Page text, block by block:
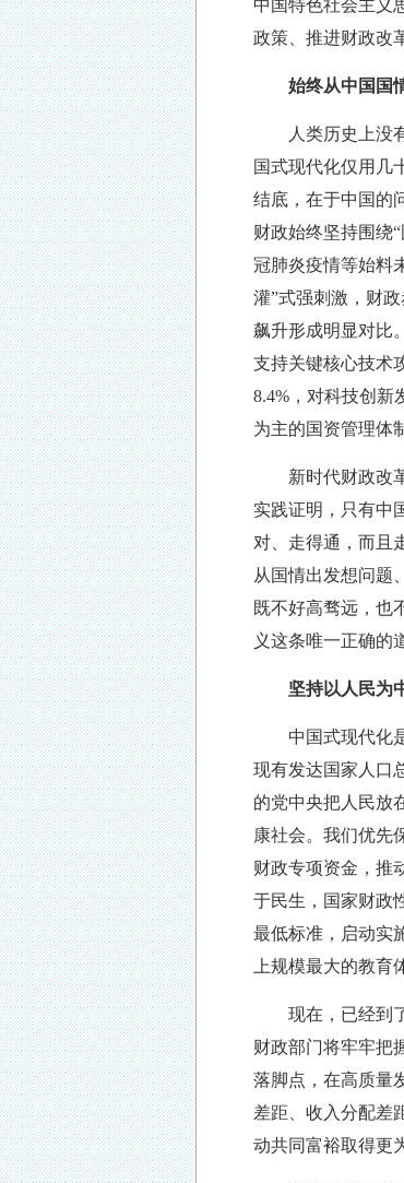
中国特色社会主义
政策、推进财政改
始终从中国国
人类历史上没有
国式现代化仅用几
结底，在于中国的
财政始终坚持围绕
冠肺炎疫情等始料
灌”式强刺激，财
飙升形成明显对比
支持关键核心技术
8.4%，对科技创新
为主的国资管理体
新时代财政改革
实践证明，只有中
对、走得通，而且
从国情出发想问题
既不好高骛远，也
义这条唯一正确的
坚持以人民为
中国式现代化是
现有发达国家人口
的党中央把人民放
康社会。我们优先
财政专项资金，推
于民生，国家财政
最低标准，启动实
上规模最大的教
现在，已经到了
财政部门将牢牢把
落脚点，在高质量
差距、收入分配差
动共同富裕取得更